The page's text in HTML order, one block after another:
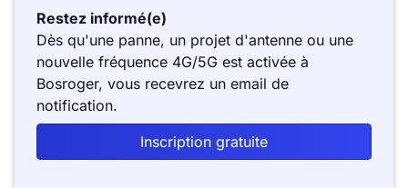
Restez informé(e)
Dès qu'une panne, un projet d'antenne ou une
nouvelle fréquence 4G/5G est activée à
Bosroger, vous recevrez un email de
notification.
Inscription gratuite